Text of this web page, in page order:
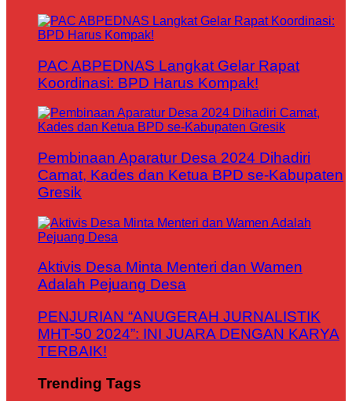
PAC ABPEDNAS Langkat Gelar Rapat
Koordinasi: BPD Harus Kompak!
Pembinaan Aparatur Desa 2024 Dihadiri
Camat, Kades dan Ketua BPD se-Kabupaten
Gresik
Aktivis Desa Minta Menteri dan Wamen
Adalah Pejuang Desa
PENJURIAN “ANUGERAH JURNALISTIK
MHT-50 2024”: INI JUARA DENGAN KARYA
TERBAIK!
Trending Tags